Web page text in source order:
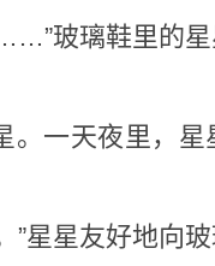
玻璃鞋里的
。一天夜里，
星星友好地向